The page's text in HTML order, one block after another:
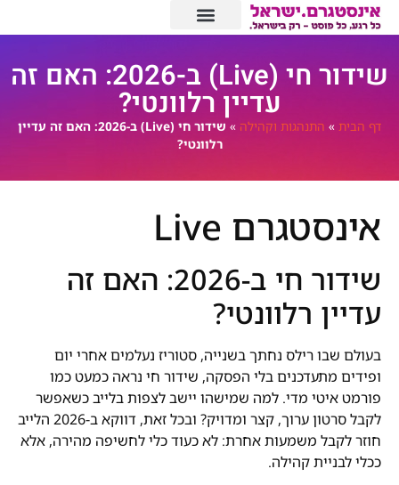
שידור חי (Live) ב-2026: האם זה
עדיין רלוונטי?
דף הבית » התנהגות וקהילה »
שידור חי (Live) ב-2026: האם זה עדיין
רלוונטי?
אינסטגרם Live
שידור חי ב-2026: האם זה
עדיין רלוונטי?
בעולם שבו רילס נחתך בשנייה, סטוריז נעלמים אחרי יום
ופידים מתעדכנים בלי הפסקה, שידור חי נראה כמעט כמו
פורמט איטי מדי. למה שמישהו יישב לצפות בלייב כשאפשר
לקבל סרטון ערוך, קצר ומדויק? ובכל זאת, דווקא ב-2026 הלייב
חוזר לקבל משמעות אחרת: לא כעוד כלי לחשיפה מהירה, אלא
ככלי לבניית קהילה.